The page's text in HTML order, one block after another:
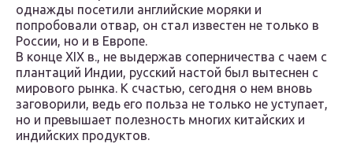
однажды посетили английские моряки и
попробовали отвар, он стал известен не только в
России, но и в Европе.
В конце XIX в., не выдержав соперничества с чаем с
плантаций Индии, русский настой был вытеснен с
мирового рынка. К счастью, сегодня о нем вновь
заговорили, ведь его польза не только не уступает,
но и превышает полезность многих китайских и
индийских продуктов.